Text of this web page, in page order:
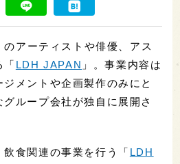
アーティストや俳優、アス
「 LDH JAPAN 」。事業内容は
メントや企画製作のみにと
ループ会社が独自に展開さ
食関連の事業を行う「 LDH